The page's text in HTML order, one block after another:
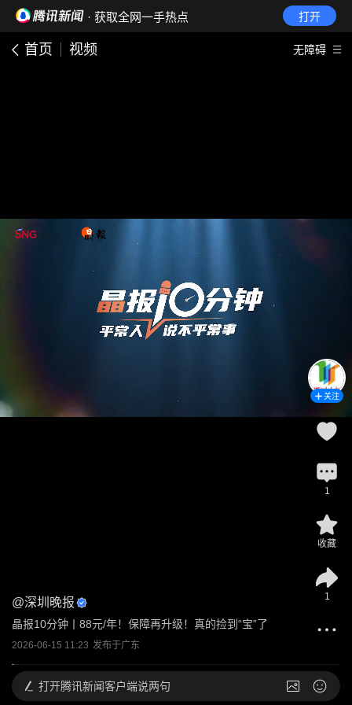
· 获取全网一手热点 打开
首页 视频 无障碍
@深圳晚报
晶报10分钟丨88元/年！保障再升级！真的捡到“宝”了
2026-06-15 11:23 发布于广东
关注
1
收藏
1
打开腾讯新闻客户端说两句